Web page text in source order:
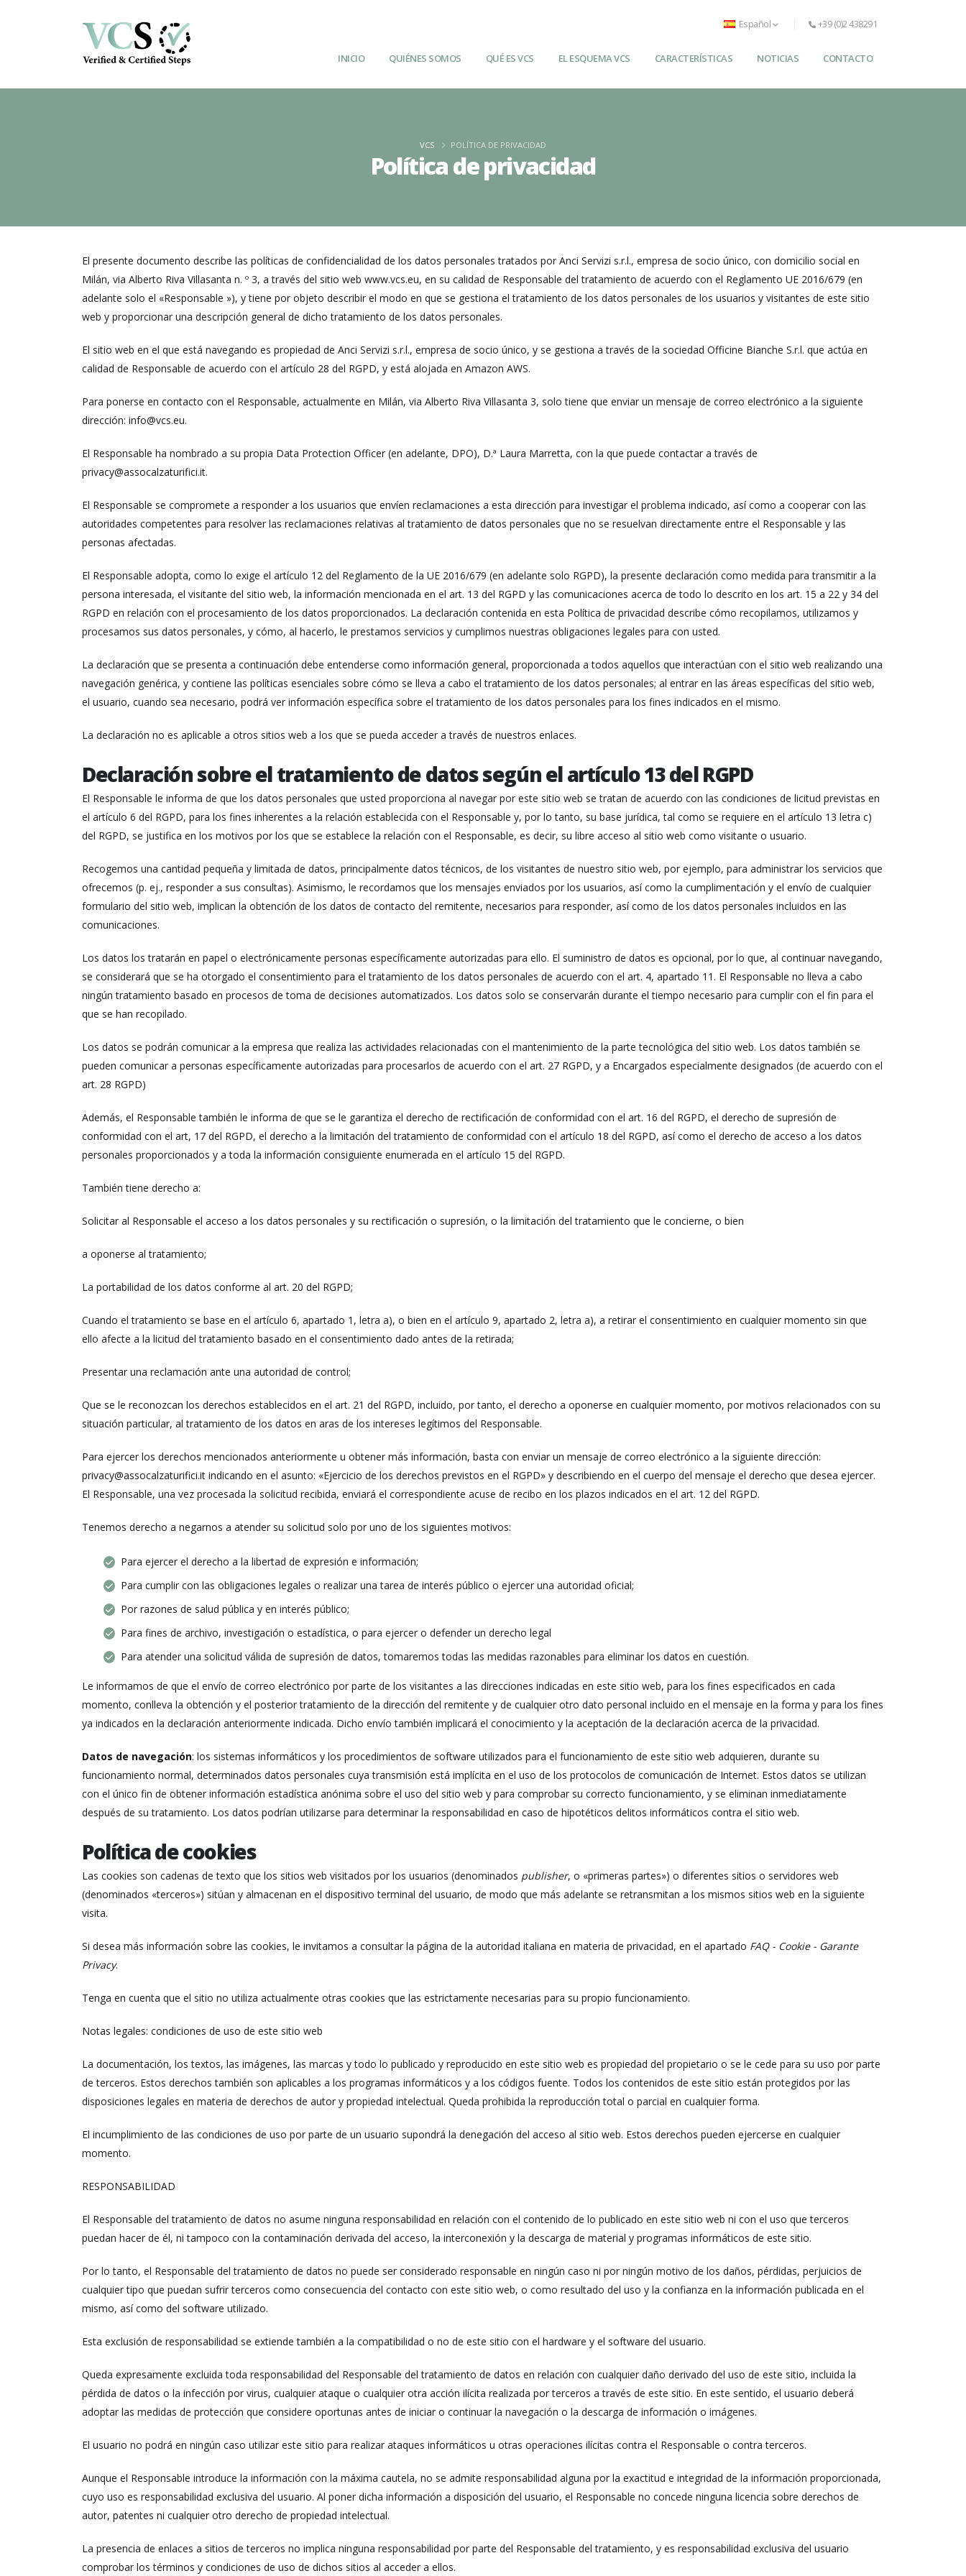
Español +39 (0)2 438291
INICIO QUIÉNES SOMOS QUÉ ES VCS EL ESQUEMA VCS CARACTERÍSTICAS NOTICIAS CONTACTO
Política de privacidad
VCS POLÍTICA DE PRIVACIDAD
El presente documento describe las políticas de confidencialidad de los datos personales tratados por Anci Servizi s.r.l., empresa de socio único, con domicilio social en
Milán, via Alberto Riva Villasanta n. º 3, a través del sitio web www.vcs.eu, en su calidad de Responsable del tratamiento de acuerdo con el Reglamento UE 2016/679 (en
adelante solo el «Responsable »), y tiene por objeto describir el modo en que se gestiona el tratamiento de los datos personales de los usuarios y visitantes de este sitio
web y proporcionar una descripción general de dicho tratamiento de los datos personales.
El sitio web en el que está navegando es propiedad de Anci Servizi s.r.l., empresa de socio único, y se gestiona a través de la sociedad Officine Bianche S.r.l. que actúa en
calidad de Responsable de acuerdo con el artículo 28 del RGPD, y está alojada en Amazon AWS.
Para ponerse en contacto con el Responsable, actualmente en Milán, via Alberto Riva Villasanta 3, solo tiene que enviar un mensaje de correo electrónico a la siguiente
dirección: info@vcs.eu.
El Responsable ha nombrado a su propia Data Protection Officer (en adelante, DPO), D.ª Laura Marretta, con la que puede contactar a través de
privacy@assocalzaturifici.it.
El Responsable se compromete a responder a los usuarios que envíen reclamaciones a esta dirección para investigar el problema indicado, así como a cooperar con las
autoridades competentes para resolver las reclamaciones relativas al tratamiento de datos personales que no se resuelvan directamente entre el Responsable y las
personas afectadas.
El Responsable adopta, como lo exige el artículo 12 del Reglamento de la UE 2016/679 (en adelante solo RGPD), la presente declaración como medida para transmitir a la
persona interesada, el visitante del sitio web, la información mencionada en el art. 13 del RGPD y las comunicaciones acerca de todo lo descrito en los art. 15 a 22 y 34 del
RGPD en relación con el procesamiento de los datos proporcionados. La declaración contenida en esta Política de privacidad describe cómo recopilamos, utilizamos y
procesamos sus datos personales, y cómo, al hacerlo, le prestamos servicios y cumplimos nuestras obligaciones legales para con usted.
La declaración que se presenta a continuación debe entenderse como información general, proporcionada a todos aquellos que interactúan con el sitio web realizando una
navegación genérica, y contiene las políticas esenciales sobre cómo se lleva a cabo el tratamiento de los datos personales; al entrar en las áreas específicas del sitio web,
el usuario, cuando sea necesario, podrá ver información específica sobre el tratamiento de los datos personales para los fines indicados en el mismo.
La declaración no es aplicable a otros sitios web a los que se pueda acceder a través de nuestros enlaces.
Declaración sobre el tratamiento de datos según el artículo 13 del RGPD
El Responsable le informa de que los datos personales que usted proporciona al navegar por este sitio web se tratan de acuerdo con las condiciones de licitud previstas en
el artículo 6 del RGPD, para los fines inherentes a la relación establecida con el Responsable y, por lo tanto, su base jurídica, tal como se requiere en el artículo 13 letra c)
del RGPD, se justifica en los motivos por los que se establece la relación con el Responsable, es decir, su libre acceso al sitio web como visitante o usuario.
Recogemos una cantidad pequeña y limitada de datos, principalmente datos técnicos, de los visitantes de nuestro sitio web, por ejemplo, para administrar los servicios que
ofrecemos (p. ej., responder a sus consultas). Asimismo, le recordamos que los mensajes enviados por los usuarios, así como la cumplimentación y el envío de cualquier
formulario del sitio web, implican la obtención de los datos de contacto del remitente, necesarios para responder, así como de los datos personales incluidos en las
comunicaciones.
Los datos los tratarán en papel o electrónicamente personas específicamente autorizadas para ello. El suministro de datos es opcional, por lo que, al continuar navegando,
se considerará que se ha otorgado el consentimiento para el tratamiento de los datos personales de acuerdo con el art. 4, apartado 11. El Responsable no lleva a cabo
ningún tratamiento basado en procesos de toma de decisiones automatizados. Los datos solo se conservarán durante el tiempo necesario para cumplir con el fin para el
que se han recopilado.
Los datos se podrán comunicar a la empresa que realiza las actividades relacionadas con el mantenimiento de la parte tecnológica del sitio web. Los datos también se
pueden comunicar a personas específicamente autorizadas para procesarlos de acuerdo con el art. 27 RGPD, y a Encargados especialmente designados (de acuerdo con el
art. 28 RGPD)
Además, el Responsable también le informa de que se le garantiza el derecho de rectificación de conformidad con el art. 16 del RGPD, el derecho de supresión de
conformidad con el art, 17 del RGPD, el derecho a la limitación del tratamiento de conformidad con el artículo 18 del RGPD, así como el derecho de acceso a los datos
personales proporcionados y a toda la información consiguiente enumerada en el artículo 15 del RGPD.
También tiene derecho a:
Solicitar al Responsable el acceso a los datos personales y su rectificación o supresión, o la limitación del tratamiento que le concierne, o bien
a oponerse al tratamiento;
La portabilidad de los datos conforme al art. 20 del RGPD;
Cuando el tratamiento se base en el artículo 6, apartado 1, letra a), o bien en el artículo 9, apartado 2, letra a), a retirar el consentimiento en cualquier momento sin que
ello afecte a la licitud del tratamiento basado en el consentimiento dado antes de la retirada;
Presentar una reclamación ante una autoridad de control;
Que se le reconozcan los derechos establecidos en el art. 21 del RGPD, incluido, por tanto, el derecho a oponerse en cualquier momento, por motivos relacionados con su
situación particular, al tratamiento de los datos en aras de los intereses legítimos del Responsable.
Para ejercer los derechos mencionados anteriormente u obtener más información, basta con enviar un mensaje de correo electrónico a la siguiente dirección:
privacy@assocalzaturifici.it indicando en el asunto: «Ejercicio de los derechos previstos en el RGPD» y describiendo en el cuerpo del mensaje el derecho que desea ejercer.
El Responsable, una vez procesada la solicitud recibida, enviará el correspondiente acuse de recibo en los plazos indicados en el art. 12 del RGPD.
Tenemos derecho a negarnos a atender su solicitud solo por uno de los siguientes motivos:
Para ejercer el derecho a la libertad de expresión e información;
Para cumplir con las obligaciones legales o realizar una tarea de interés público o ejercer una autoridad oficial;
Por razones de salud pública y en interés público;
Para fines de archivo, investigación o estadística, o para ejercer o defender un derecho legal
Para atender una solicitud válida de supresión de datos, tomaremos todas las medidas razonables para eliminar los datos en cuestión.
Le informamos de que el envío de correo electrónico por parte de los visitantes a las direcciones indicadas en este sitio web, para los fines especificados en cada
momento, conlleva la obtención y el posterior tratamiento de la dirección del remitente y de cualquier otro dato personal incluido en el mensaje en la forma y para los fines
ya indicados en la declaración anteriormente indicada. Dicho envío también implicará el conocimiento y la aceptación de la declaración acerca de la privacidad.
Datos de navegación: los sistemas informáticos y los procedimientos de software utilizados para el funcionamiento de este sitio web adquieren, durante su
funcionamiento normal, determinados datos personales cuya transmisión está implícita en el uso de los protocolos de comunicación de Internet. Estos datos se utilizan
con el único fin de obtener información estadística anónima sobre el uso del sitio web y para comprobar su correcto funcionamiento, y se eliminan inmediatamente
después de su tratamiento. Los datos podrían utilizarse para determinar la responsabilidad en caso de hipotéticos delitos informáticos contra el sitio web.
Política de cookies
Las cookies son cadenas de texto que los sitios web visitados por los usuarios (denominados publisher, o «primeras partes») o diferentes sitios o servidores web
(denominados «terceros») sitúan y almacenan en el dispositivo terminal del usuario, de modo que más adelante se retransmitan a los mismos sitios web en la siguiente
visita.
Si desea más información sobre las cookies, le invitamos a consultar la página de la autoridad italiana en materia de privacidad, en el apartado FAQ - Cookie - Garante
Privacy.
Tenga en cuenta que el sitio no utiliza actualmente otras cookies que las estrictamente necesarias para su propio funcionamiento.
Notas legales: condiciones de uso de este sitio web
La documentación, los textos, las imágenes, las marcas y todo lo publicado y reproducido en este sitio web es propiedad del propietario o se le cede para su uso por parte
de terceros. Estos derechos también son aplicables a los programas informáticos y a los códigos fuente. Todos los contenidos de este sitio están protegidos por las
disposiciones legales en materia de derechos de autor y propiedad intelectual. Queda prohibida la reproducción total o parcial en cualquier forma.
El incumplimiento de las condiciones de uso por parte de un usuario supondrá la denegación del acceso al sitio web. Estos derechos pueden ejercerse en cualquier
momento.
RESPONSABILIDAD
El Responsable del tratamiento de datos no asume ninguna responsabilidad en relación con el contenido de lo publicado en este sitio web ni con el uso que terceros
puedan hacer de él, ni tampoco con la contaminación derivada del acceso, la interconexión y la descarga de material y programas informáticos de este sitio.
Por lo tanto, el Responsable del tratamiento de datos no puede ser considerado responsable en ningún caso ni por ningún motivo de los daños, pérdidas, perjuicios de
cualquier tipo que puedan sufrir terceros como consecuencia del contacto con este sitio web, o como resultado del uso y la confianza en la información publicada en el
mismo, así como del software utilizado.
Esta exclusión de responsabilidad se extiende también a la compatibilidad o no de este sitio con el hardware y el software del usuario.
Queda expresamente excluida toda responsabilidad del Responsable del tratamiento de datos en relación con cualquier daño derivado del uso de este sitio, incluida la
pérdida de datos o la infección por virus, cualquier ataque o cualquier otra acción ilícita realizada por terceros a través de este sitio. En este sentido, el usuario deberá
adoptar las medidas de protección que considere oportunas antes de iniciar o continuar la navegación o la descarga de información o imágenes.
El usuario no podrá en ningún caso utilizar este sitio para realizar ataques informáticos u otras operaciones ilícitas contra el Responsable o contra terceros.
Aunque el Responsable introduce la información con la máxima cautela, no se admite responsabilidad alguna por la exactitud e integridad de la información proporcionada,
cuyo uso es responsabilidad exclusiva del usuario. Al poner dicha información a disposición del usuario, el Responsable no concede ninguna licencia sobre derechos de
autor, patentes ni cualquier otro derecho de propiedad intelectual.
La presencia de enlaces a sitios de terceros no implica ninguna responsabilidad por parte del Responsable del tratamiento, y es responsabilidad exclusiva del usuario
comprobar los términos y condiciones de uso de dichos sitios al acceder a ellos.